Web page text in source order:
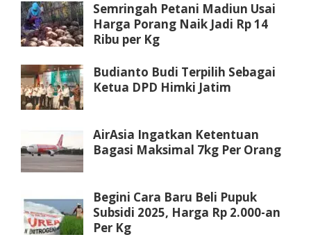
Semringah Petani Madiun Usai
Harga Porang Naik Jadi Rp 14
Ribu per Kg
Budianto Budi Terpilih Sebagai
Ketua DPD Himki Jatim
AirAsia Ingatkan Ketentuan
Bagasi Maksimal 7kg Per Orang
Begini Cara Baru Beli Pupuk
Subsidi 2025, Harga Rp 2.000-an
Per Kg